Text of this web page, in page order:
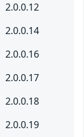
2.0.0.12
2.0.0.14
2.0.0.16
2.0.0.17
2.0.0.18
2.0.0.19